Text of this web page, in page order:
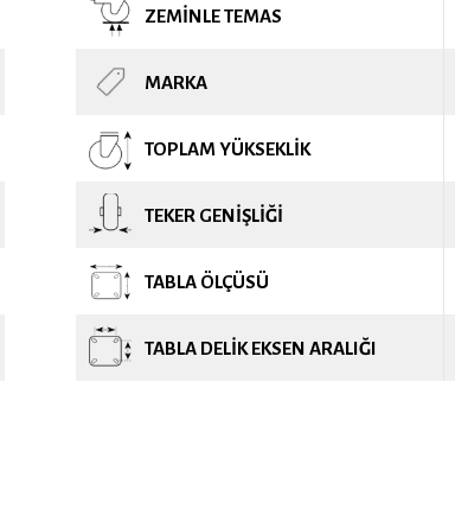
ZEMINLE TEMAS
MARKA
TOPLAM YÜKSEKLIK
TEKER GENIŞLIĞI
TABLA ÖLÇÜSÜ
TABLA DELIK EKSEN ARALIĞI